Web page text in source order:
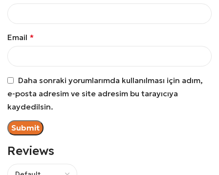
Reviews
Email *
Daha sonraki yorumlarımda kullanılması için adım,
e-posta adresim ve site adresim bu tarayıcıya
kaydedilsin.